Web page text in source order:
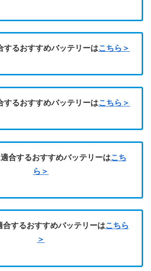
するおすすめバッテリーはこちら＞
するおすすめバッテリーはこちら＞
合するおすすめバッテリーはこち
ら＞
合するおすすめバッテリーはこちら
＞